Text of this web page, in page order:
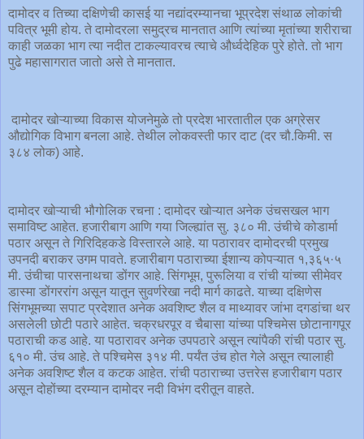
दामोदर व तिच्या दक्षिणेची कासई या नद्यांदरम्यानचा भूप्रदेश संथाळ लोकांची
पवित्र भूमी होय. ते दामोदरला समुद्रच मानतात आणि त्यांच्या मृतांच्या शरीराचा
काही जळका भाग त्या नदीत टाकल्यावरच त्याचे और्ध्वदेहिक पुरे होते. तो भाग
पुढे महासागरात जातो असे ते मानतात.
दामोदर खोऱ्याच्या विकास योजनेमुळे तो प्रदेश भारतातील एक अग्रेसर
औद्योगिक विभाग बनला आहे. तेथील लोकवस्ती फार दाट (दर चौ.किमी. स
३८४ लोक) आहे.
दामोदर खोऱ्याची भौगोलिक रचना : दामोदर खोऱ्यात अनेक उंचसखल भाग
समाविष्ट आहेत. हजारीबाग आणि गया जिल्ह्यांत सु. ३८० मी. उंचीचे कोडार्मा
पठार असून ते गिरिदिहकडे विस्तारले आहे. या पठारावर दामोदरची प्रमुख
उपनदी बराकर उगम पावते. हजारीबाग पठाराच्या ईशान्य कोपऱ्यात १,३६५·५
मी. उंचीचा पारसनाथचा डोंगर आहे. सिंगभूम, पुरूलिया व रांची यांच्या सीमेवर
डास्मा डोंगररांग असून यातून सुवर्णरेखा नदी मार्ग काढते. याच्या दक्षिणेस
सिंगभूमच्या सपाट प्रदेशात अनेक अवशिष्ट शैल व माथ्यावर जांभा दगडांचा थर
असलेली छोटी पठारे आहेत. चक्रधरपूर व चैबासा यांच्या पश्चिमेस छोटानागपूर
पठाराची कड आहे. या पठारावर अनेक उपपठारे असून त्यांपैकी रांची पठार सु.
६१० मी. उंच आहे. ते पश्चिमेस ३१४ मी. पर्यंत उंच होत गेले असून त्यालाही
अनेक अवशिष्ट शैल व कटक आहेत. रांची पठाराच्या उत्तरेस हजारीबाग पठार
असून दोहोंच्या दरम्यान दामोदर नदी विभंग दरीतून वाहते.